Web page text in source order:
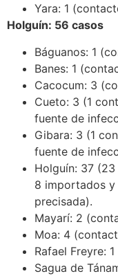
Yara: 1
Holguín: 56 casos
Báguanos: 1
Banes: 1
Cacocum: 3
Cueto: 3 (1
fuente de
Gibara: 3 (1
fuente de
Holguín: 37
8 importados
precisada).
Mayarí: 2
Moa: 4
Rafael Freyre:
Sagua de